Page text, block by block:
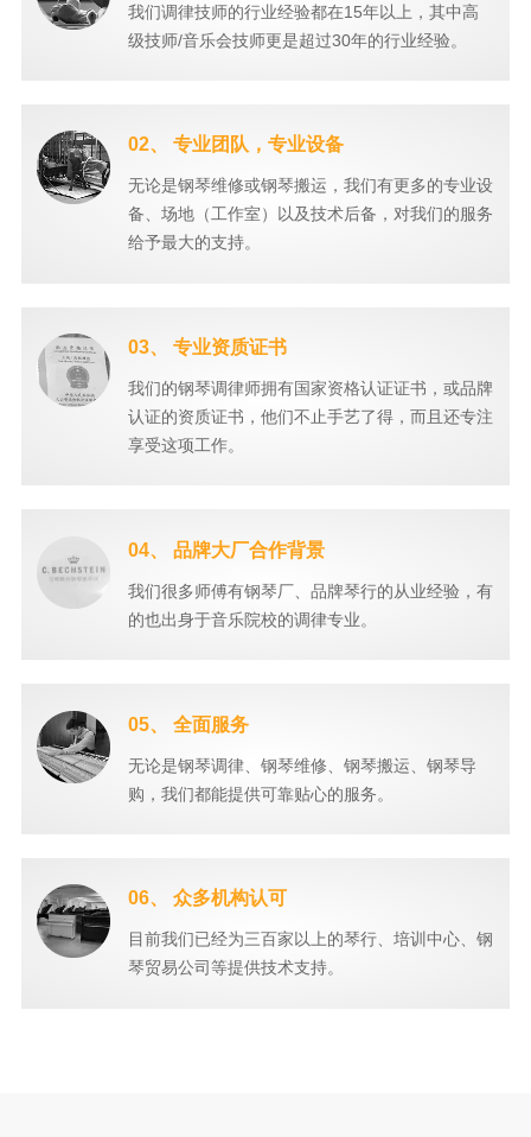
我们调律技师的行业经验都在15年以上，其中高
级技师/音乐会技师更是超过30年的行业经验。
02、 专业团队，专业设备
无论是钢琴维修或钢琴搬运，我们有更多的专业设
备、场地（工作室）以及技术后备，对我们的服务
给予最大的支持。
03、 专业资质证书
我们的钢琴调律师拥有国家资格认证证书，或品牌
认证的资质证书，他们不止手艺了得，而且还专注
享受这项工作。
04、 品牌大厂合作背景
我们很多师傅有钢琴厂、品牌琴行的从业经验，有
的也出身于音乐院校的调律专业。
05、 全面服务
无论是钢琴调律、钢琴维修、钢琴搬运、钢琴导
购，我们都能提供可靠贴心的服务。
06、 众多机构认可
目前我们已经为三百家以上的琴行、培训中心、钢
琴贸易公司等提供技术支持。